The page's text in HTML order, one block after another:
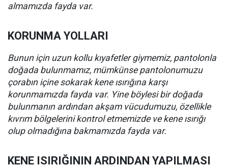
almamızda fayda var.
KORUNMA YOLLARI
Bunun için uzun kollu kıyafetler giymemiz, pantolonla
doğada bulunmamız, mümkünse pantolonumuzu
çorabın içine sokarak kene ısırığına karşı
korunmamızda fayda var. Yine böylesi bir doğada
bulunmanın ardından akşam vücudumuzu, özellikle
kıvrım bölgelerini kontrol etmemizde ve kene ısırığı
olup olmadığına bakmamızda fayda var.
KENE ISIRIĞININ ARDINDAN YAPILMASI